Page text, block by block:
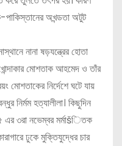
পাকিস্তানের অখন্ডতা অটুট
নানা ষড়যন্ত্রের হোতা
মোশতাক আহমেদ ও তাঁর
মোশতাকের নির্দেশে ঘটে যায়
নির্মম হত্যালীলা। কিছুদিন
এর ৩রা নভেম্বর মর্মাšিতক
ঢুকে মুক্তিযুদ্ধের চার